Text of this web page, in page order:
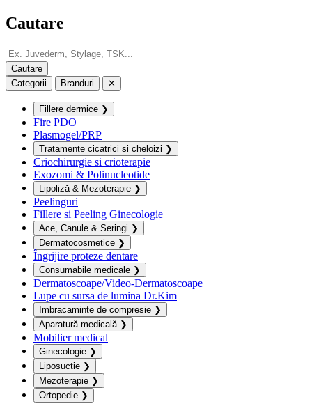
Cautare
Categorii Branduri ✕
Fillere dermice ❯
Fire PDO
Plasmogel/PRP
Tratamente cicatrici si cheloizi ❯
Criochirurgie si crioterapie
Exozomi & Polinucleotide
Lipoliză & Mezoterapie ❯
Peelinguri
Fillere si Peeling Ginecologie
Ace, Canule & Seringi ❯
Dermatocosmetice ❯
Îngrijire proteze dentare
Consumabile medicale ❯
Dermatoscoape/Video-Dermatoscoape
Lupe cu sursa de lumina Dr.Kim
Imbracaminte de compresie ❯
Aparatură medicală ❯
Mobilier medical
Ginecologie ❯
Liposuctie ❯
Mezoterapie ❯
Ortopedie ❯